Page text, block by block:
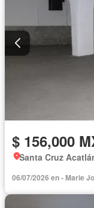
$ 156,000
Santa Cruz
06/07/2026 en - Marie